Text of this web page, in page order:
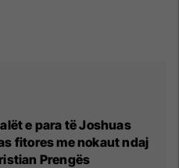
e para të Joshuas
fitores me nokaut ndaj
Prengës